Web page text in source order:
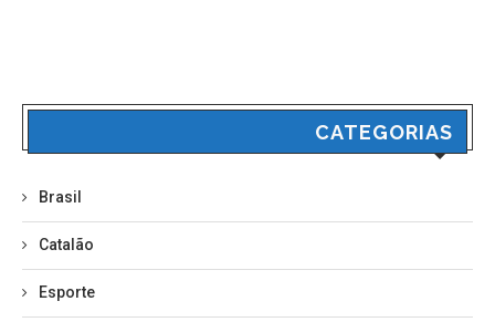
CATEGORIAS
Brasil
Catalão
Esporte